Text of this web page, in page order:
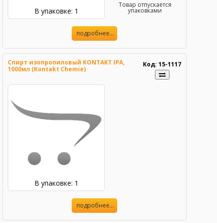
В упаковке: 1
Товар отпускается
упаковками
подробнее...
Спирт изопропиловый KONTAKT IPA,
1000мл (Kontakt Chemie)
Код: 15-1117
В упаковке: 1
подробнее...